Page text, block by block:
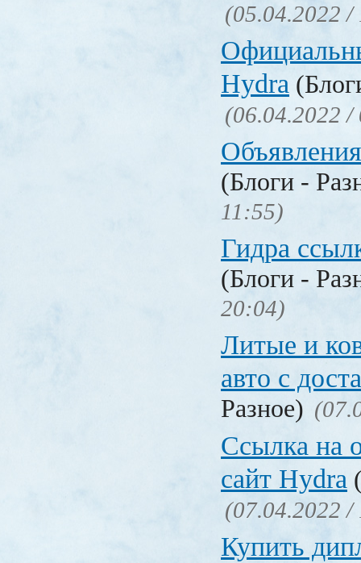
(05.04.2022 /
Hydra
(06.04.2022 /
(Блоги -
11:55)
Гидра
(Блоги -
20:04)
Литые и
авто с
Разное)
Ссылка на
сайт Hydra
(07.04.2022 /
Купить